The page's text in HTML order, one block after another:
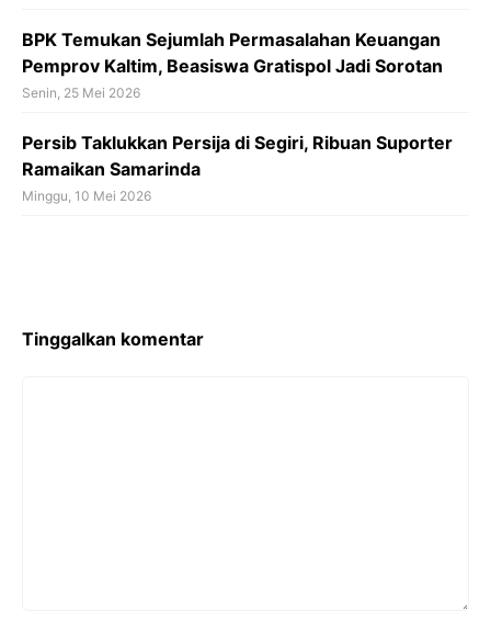
BPK Temukan Sejumlah Permasalahan Keuangan
Pemprov Kaltim, Beasiswa Gratispol Jadi Sorotan
Senin, 25 Mei 2026
Persib Taklukkan Persija di Segiri, Ribuan Suporter
Ramaikan Samarinda
Minggu, 10 Mei 2026
Tinggalkan komentar